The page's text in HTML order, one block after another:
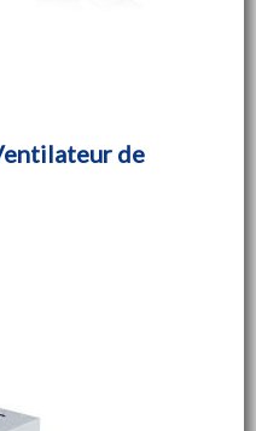
de